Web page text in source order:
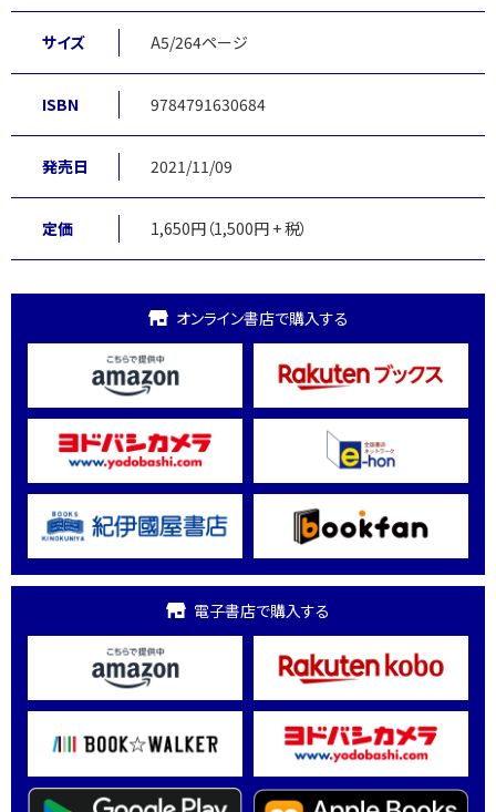
サイズ A5/264ページ
ISBN 9784791630684
発売日 2021/11/09
定価 1,650円（1,500円 + 税）
オンライン書店で購入する
電子書店で購入する